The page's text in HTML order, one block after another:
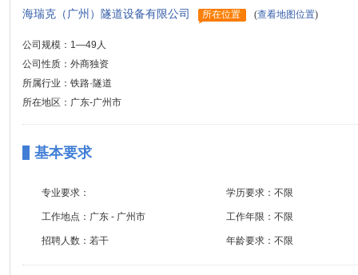
海瑞克（广州）隧道设备有限公司 所在位置 (查看地图位置)
公司规模：1—49人
公司性质：外商独资
所属行业：铁路·隧道
所在地区：广东-广州市
基本要求
专业要求： 学历要求： 不限
工作地点： 广东 - 广州市 工作年限： 不限
招聘人数： 若干 年龄要求： 不限